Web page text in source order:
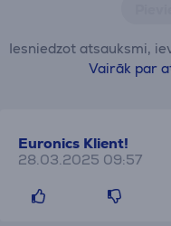
Iesniedzot atsauksmi,
Vairāk par
Euronics Klient!
28.03.2025 09:57